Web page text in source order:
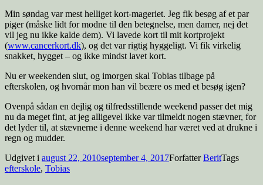
Min søndag var mest helliget kort-mageriet. Jeg fik besøg af et par
piger (måske lidt for modne til den betegnelse, men damer, nej det
vil jeg nu ikke kalde dem). Vi lavede kort til mit kortprojekt
(www.cancerkort.dk), og det var rigtig hyggeligt. Vi fik virkelig
snakket, hygget – og ikke mindst lavet kort.
Nu er weekenden slut, og imorgen skal Tobias tilbage på
efterskolen, og hvornår mon han vil beære os med et besøg igen?
Ovenpå sådan en dejlig og tilfredsstillende weekend passer det mig
nu da meget fint, at jeg alligevel ikke var tilmeldt nogen stævner, for
det lyder til, at stævnerne i denne weekend har været ved at drukne i
regn og mudder.
Udgivet i august 22, 2010september 4, 2017ForfatterBeritTags
efterskole, Tobias